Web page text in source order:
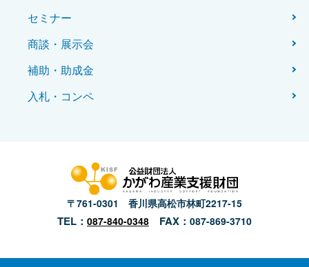
セミナー
商談・展示会
補助・助成金
入札・コンペ
〒761-0301 香川県高松市林町2217-15
TEL： 087-840-0348 FAX： 087-869-3710